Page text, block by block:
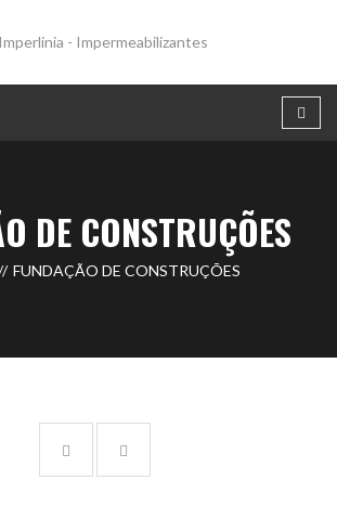
DE CONSTRUÇÕES
FUNDAÇÃO DE CONSTRUÇÕES